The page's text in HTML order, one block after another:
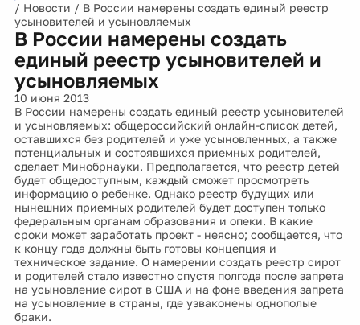
/ Новости / В России намерены создать единый реестр
усыновителей и усыновляемых
В России намерены создать
единый реестр усыновителей и
усыновляемых
10 июня 2013
В России намерены создать единый реестр усыновителей
и усыновляемых: общероссийский онлайн-список детей,
оставшихся без родителей и уже усыновленных, а также
потенциальных и состоявшихся приемных родителей,
сделает Минобрнауки. Предполагается, что реестр детей
будет общедоступным, каждый сможет просмотреть
информацию о ребенке. Однако реестр будущих или
нынешних приемных родителей будет доступен только
федеральным органам образования и опеки. В какие
сроки может заработать проект - неясно; сообщается, что
к концу года должны быть готовы концепция и
техническое задание. О намерении создать реестр сирот
и родителей стало известно спустя полгода после запрета
на усыновление сирот в США и на фоне введения запрета
на усыновление в страны, где узваконены однополые
браки.